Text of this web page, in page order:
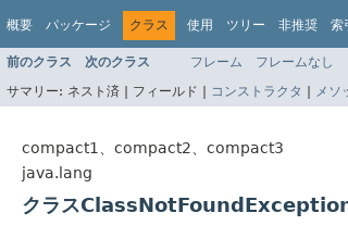
概要 パッケージ クラス 使用 ツリー 非推奨 索
前のクラス 次のクラス フレーム フレームなし
サマリー: ネスト済 | フィールド | コンストラクタ | メソ
compact1、compact2、compact3
java.lang
クラス